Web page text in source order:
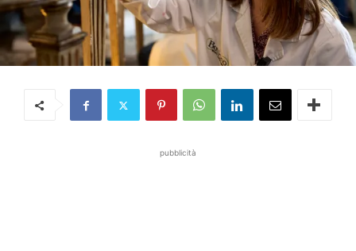
pubblicità